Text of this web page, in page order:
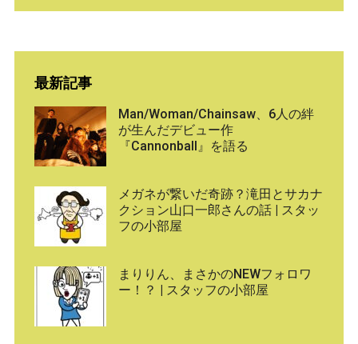
最新記事
Man/Woman/Chainsaw、6人の絆
が生んだデビュー作
『Cannonball』を語る
メガネが繋いだ奇跡？滝田とサカナ
クション山口一郎さんの話 | スタッ
フの小部屋
まりりん、まさかのNEWフォロワ
ー！？ | スタッフの小部屋